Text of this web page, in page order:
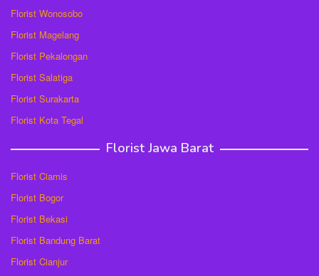
Florist Wonosobo
Florist Magelang
Florist Pekalongan
Florist Salatiga
Florist Surakarta
Florist Kota Tegal
Florist Jawa Barat
Florist Ciamis
Florist Bogor
Florist Bekasi
Florist Bandung Barat
Florist Cianjur